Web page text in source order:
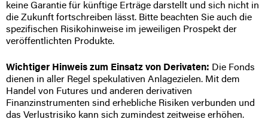
keine Garantie für künftige Erträge darstellt und sich nicht in
die Zukunft fortschreiben lässt. Bitte beachten Sie auch die
spezifischen Risikohinweise im jeweiligen Prospekt der
veröffentlichten Produkte.
Wichtiger Hinweis zum Einsatz von Derivaten: Die Fonds
dienen in aller Regel spekulativen Anlagezielen. Mit dem
Handel von Futures und anderen derivativen
Finanzinstrumenten sind erhebliche Risiken verbunden und
das Verlustrisiko kann sich zumindest zeitweise erhöhen.